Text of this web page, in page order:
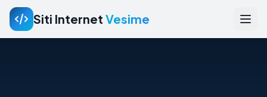
Siti Internet Vesime